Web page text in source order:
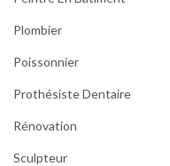
Plombier
Poissonnier
Prothésiste Dentaire
Rénovation
Sculpteur